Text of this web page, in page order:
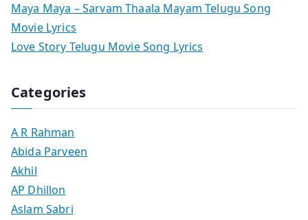
Maya Maya – Sarvam Thaala Mayam Telugu Song
Movie Lyrics
Love Story Telugu Movie Song Lyrics
Categories
A R Rahman
Abida Parveen
Akhil
AP Dhillon
Aslam Sabri